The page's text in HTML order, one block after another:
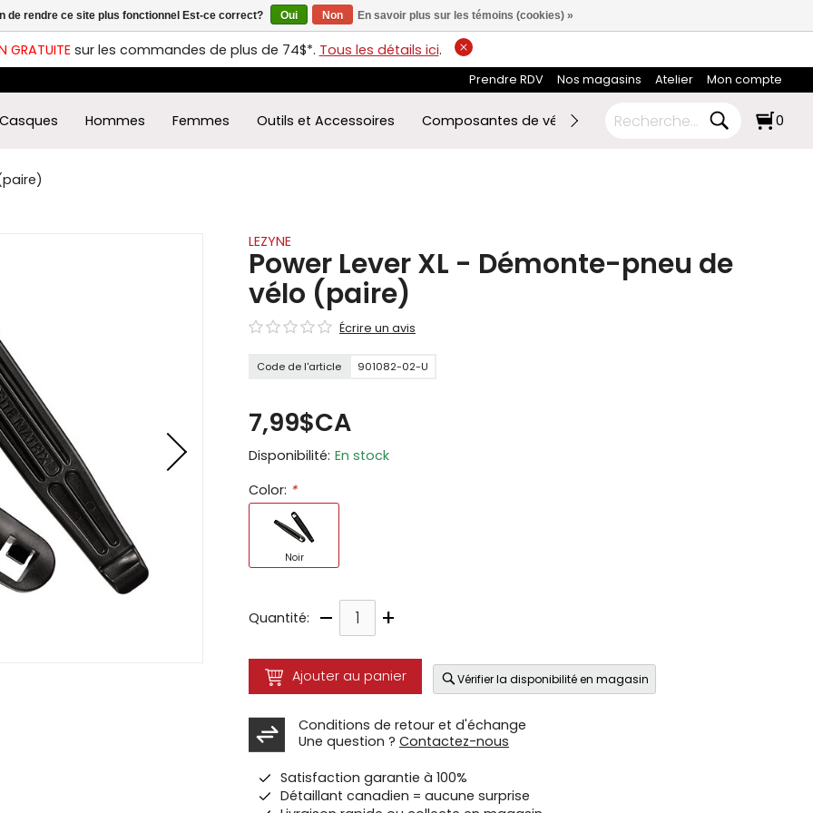
GRATUITEsur les commandes de plus de 74$*. Tous les détails ici.
Prendre RDV Nos magasins Atelier Mon compte
Casques Hommes Femmes Outils et Accessoires Composantes de vélo Ski de fond RABAIS FIN DE
0
LEZYNE
Power Lever XL - Démonte-pneu de
vélo (paire)
Écrire un avis
Code de l'article 901082-02-U
7,99$CA
Disponibilité: En stock
Color: *
Noir
Quantité: – +
Ajouter au panier Vérifier la disponibilité en magasin
Conditions de retour et d'échange
Une question ? Contactez-nous
Satisfaction garantie à 100%
Détaillant canadien = aucune surprise
de rendre ce site plus fonctionnel Est-ce correct? Oui Non En savoir plus sur les témoins (cookies) »